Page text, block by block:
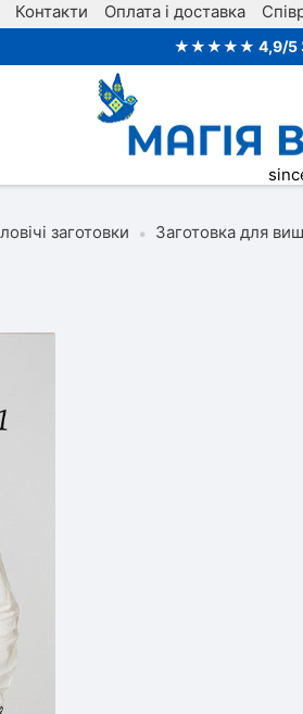
Контакти Оплата і доставка
★★★★★ 4,9/5 З
заготовки • Заготовка для